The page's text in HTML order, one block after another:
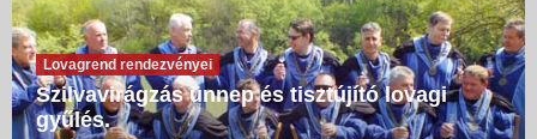
Lovagrend rendezvényei
Szilvavirágzás ünnep és tisztújító lovagi
gyűlés.